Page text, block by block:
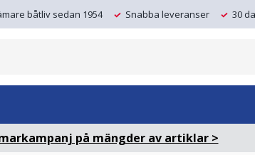
båtliv sedan 1954 Snabba leveranser 30
på mängder av artiklar >